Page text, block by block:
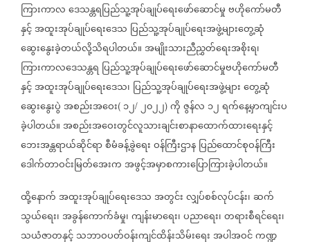
ကြားကာလဒေသန္တရပြည်သူ့အုပ်ချုပ်ရေးဖော်ဆောင်မှုဗဟိုကော်မတီ
နှင့်အထူးအုပ်ချုပ်ရေးဒေသ ပြည်သူ့အုပ်ချုပ်ရေးအဖွဲ့များတွေ့ဆုံ
ဆွေးနွေးခဲ့တယ်လို့သိရပါတယ်။အမျိုးသားညီညွှတ်ရေးအစိုးရ၊
ကြားကာလဒေသန္တရ ပြည်သူ့အုပ်ချုပ်ရေးဖော်ဆောင်မှုဗဟိုကော်မတီ
နှင့်အထူးအုပ်ချုပ်ရေးဒေသ၊ ပြည်သူ့အုပ်ချုပ်ရေးအဖွဲ့များတွေ့ဆုံ
ဆွေးနွေးပွဲအစည်းအဝေး( ၁၂/ ၂၀၂၂) ကိုဇွန်လ ၁၂ရက်နေ့မှာကျင်းပ
ခဲ့ပါတယ်။အစည်းအဝေးတွင်လူသားချင်းစာနာထောက်ထားရေးနှင့်
ဘေးအန္တရာယ်ဆိုင်ရာစီမံခန့်ခွဲရေးဝန်ကြီးဌာနပြည်ထောင်စုဝန်ကြီး
ဒေါက်တာဝင်းမြတ်အေးကအဖွင့်အမှာစကားပြောကြားခဲ့ပါတယ်။
ထို့နောက်အထူးအုပ်ချုပ်ရေးဒေသအတွင်းလျှပ်စစ်လုပ်ငန်း၊ဆက်
သွယ်ရေး၊အခွန်ကောက်ခံမှု၊ကျန်းမာရေး၊ပညာရေး၊တရားစီရင်ရေး၊
သယံဇာတနှင့်သဘာဝပတ်ဝန်းကျင်ထိန်းသိမ်းရေးအပါအဝင်ကဏ္ဍ